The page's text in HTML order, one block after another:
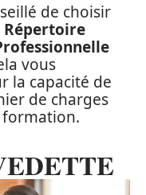
de choisir
Répertoire
vous
la capacité de
de charges